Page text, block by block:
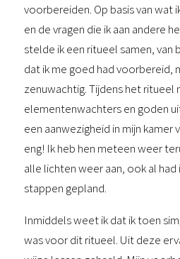
voorbereiden. Op basis van wat
en de vragen die ik aan andere
stelde ik een ritueel samen, van
dat ik me goed had voorbereid,
zenuwachtig. Tijdens het ritueel
elementenwachters en goden
een aanwezigheid in mijn kamer
eng! Ik heb hen meteen weer
alle lichten weer aan, ook al
stappen gepland.
Inmiddels weet ik dat ik toen
was voor dit ritueel. Uit deze